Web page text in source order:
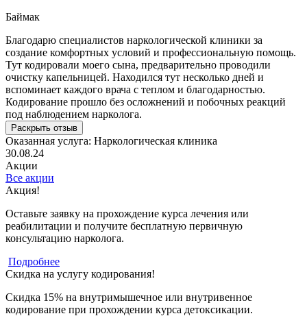
Баймак
Благодарю специалистов наркологической клиники за
создание комфортных условий и профессиональную помощь.
Тут кодировали моего сына, предварительно проводили
очистку капельницей. Находился тут несколько дней и
вспоминает каждого врача с теплом и благодарностью.
Кодирование прошло без осложнений и побочных реакций
под наблюдением нарколога.
Раскрыть отзыв
Оказанная услуга: Наркологическая клиника
30.08.24
Акции
Все акции
Акция!
Оставьте заявку на прохождение курса лечения или
реабилитации и получите бесплатную первичную
консультацию нарколога.
Подробнее
Скидка на услугу кодирования!
Скидка 15% на внутримышечное или внутривенное
кодирование при прохождении курса детоксикации.